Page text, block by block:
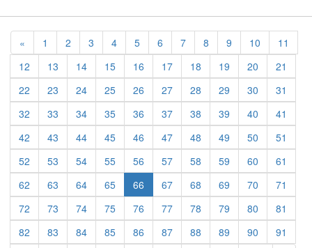
« Previous
1 2 3 4 5 6 7 8 9 10
11
12
13 14 15 16 17 18 19 20
21
22
23 24 25 26 27 28 29 30
31
32
33 34 35 36 37 38 39 40
41
42
43 44 45 46 47 48 49 50
51
52
53 54 55 56 57 58 59 60
61
62
63 64 65 66 67 68 69 70
71
72
73 74 75 76 77 78 79 80
81
82
83 84 85 86 87 88 89 90
91